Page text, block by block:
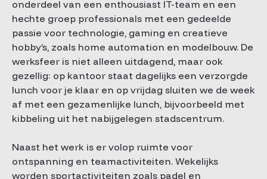
onderdeel van een enthousiast IT-team en een
hechte groep professionals met een gedeelde
passie voor technologie, gaming en creatieve
hobby’s, zoals home automation en modelbouw. De
werksfeer is niet alleen uitdagend, maar ook
gezellig: op kantoor staat dagelijks een verzorgde
lunch voor je klaar en op vrijdag sluiten we de week
af met een gezamenlijke lunch, bijvoorbeeld met
kibbeling uit het nabijgelegen stadscentrum.
Naast het werk is er volop ruimte voor
ontspanning en teamactiviteiten. Wekelijks
worden sportactiviteiten zoals padel en